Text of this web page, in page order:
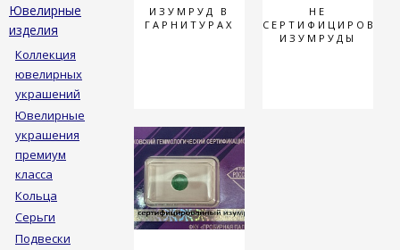
КОНТАКТЫ
Ювелирные
изделия
Коллекция
ювелирных
украшений
Ювелирные
украшения
премиум
класса
Кольца
Серьги
Подвески
ИЗУМРУД В
ГАРНИТУРАХ
НЕ
ИЗУМРУДЫ